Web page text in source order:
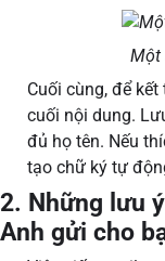
Một
Cuối cùng, để
cuối nội dung.
đủ họ tên. Nếu
tạo chữ ký tự
2. Những lưu
Anh gửi cho